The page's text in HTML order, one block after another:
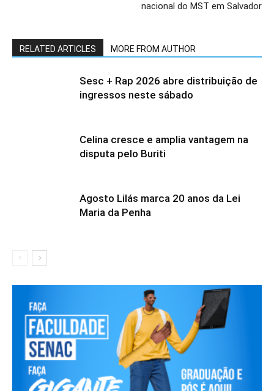
nacional do MST em Salvador
RELATED ARTICLES MORE FROM AUTHOR
Sesc + Rap 2026 abre distribuição de
ingressos neste sábado
Celina cresce e amplia vantagem na
disputa pelo Buriti
Agosto Lilás marca 20 anos da Lei
Maria da Penha